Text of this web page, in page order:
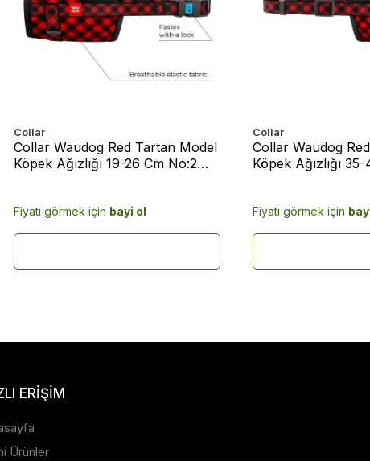
Collar
Collar Waudog Red Tartan Model
Köpek Ağızlığı 19-26 Cm No:2
Fiyatı görmek için bayi ol
Collar
Collar Waudog
Köpek Ağızlığı
Fiyatı görmek için
ERIŞIM
Ürünler